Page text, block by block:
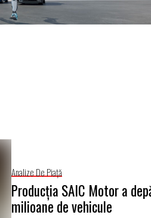
Analize De Piață
Producția SAIC Motor a
milioane de vehicule